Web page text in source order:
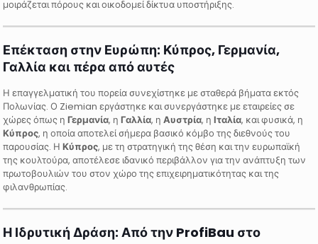
μοιράζεται πόρους και οικοδομεί δίκτυα υποστήριξης.
Επέκταση στην Ευρώπη: Κύπρος, Γερμανία,
Γαλλία και πέρα από αυτές
Η επαγγελματική του πορεία συνεχίστηκε με σταθερά βήματα εκτός
Πολωνίας. Ο Ziemian εργάστηκε και συνεργάστηκε με εταιρείες σε
χώρες όπως ηΓερμανία, ηΓαλλία, ηΑυστρία, ηΙταλία, και φυσικά, η
Κύπρος, η οποία αποτελεί σήμερα βασικό κόμβο της διεθνούς του
παρουσίας. ΗΚύπρος, με τη στρατηγική της θέση και την ευρωπαϊκή
της κουλτούρα, αποτέλεσε ιδανικό περιβάλλον για την ανάπτυξη των
πρωτοβουλιών του στον χώρο της επιχειρηματικότητας και της
φιλανθρωπίας.
Η Ιδρυτική Δράση: Από την ProfiBau στο